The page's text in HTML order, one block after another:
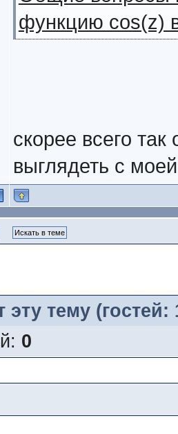
функцию cos(z)
скорее всего так
выглядеть с
тему
0